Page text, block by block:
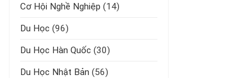
Cơ Hội Nghề Nghiệp (14)
Du Học (96)
Du Học Hàn Quốc (30)
Du Học Nhật Bản (56)